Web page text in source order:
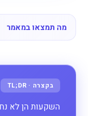
מה תמצאו במאמר
השקעות הן לא